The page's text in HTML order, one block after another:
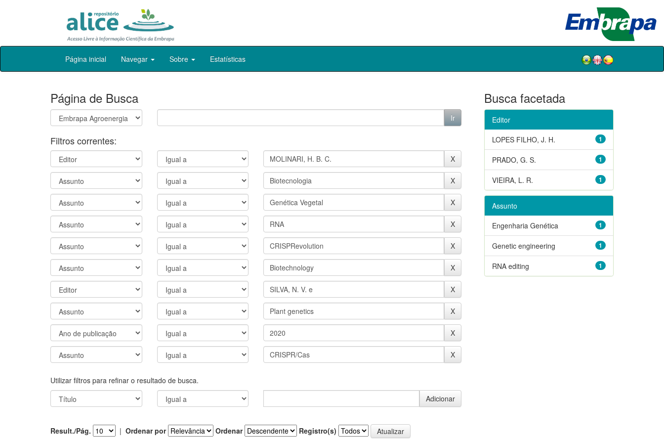
Skip
Página inicial Navegar Sobre Estatísticas
Página de Busca
Filtros correntes:
Utilizar filtros para refinar o resultado de busca.
Result./Pág. | Ordenar por Ordenar Registro(s)
Busca facetada
Editor
1
LOPES FILHO, J. H.
1
PRADO, G. S.
1
VIEIRA, L. R.
Assunto
1
Engenharia Genética
1
Genetic engineering
1
RNA editing